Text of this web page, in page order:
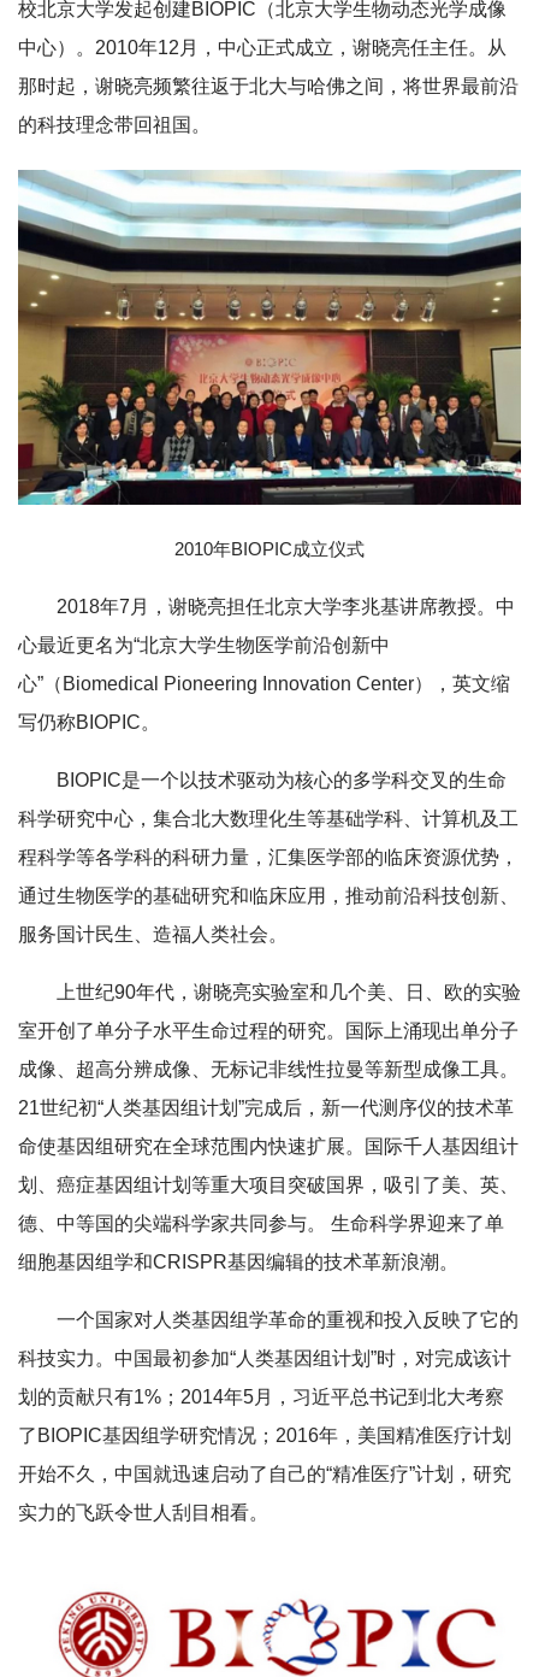
校北京大学发起创建BIOPIC（北京大学生物动态光学成像
中心）。2010年12月，中心正式成立，谢晓亮任主任。从
那时起，谢晓亮频繁往返于北大与哈佛之间，将世界最前沿
的科技理念带回祖国。
2010年BIOPIC成立仪式
2018年7月，谢晓亮担任北京大学李兆基讲席教授。中
心最近更名为“北京大学生物医学前沿创新中
心”（Biomedical Pioneering Innovation Center），英文缩
写仍称BIOPIC。
BIOPIC是一个以技术驱动为核心的多学科交叉的生命
科学研究中心，集合北大数理化生等基础学科、计算机及工
程科学等各学科的科研力量，汇集医学部的临床资源优势，
通过生物医学的基础研究和临床应用，推动前沿科技创新、
服务国计民生、造福人类社会。
上世纪90年代，谢晓亮实验室和几个美、日、欧的实验
室开创了单分子水平生命过程的研究。国际上涌现出单分子
成像、超高分辨成像、无标记非线性拉曼等新型成像工具。
21世纪初“人类基因组计划”完成后，新一代测序仪的技术革
命使基因组研究在全球范围内快速扩展。国际千人基因组计
划、癌症基因组计划等重大项目突破国界，吸引了美、英、
德、中等国的尖端科学家共同参与。 生命科学界迎来了单
细胞基因组学和CRISPR基因编辑的技术革新浪潮。
一个国家对人类基因组学革命的重视和投入反映了它的
科技实力。中国最初参加“人类基因组计划”时，对完成该计
划的贡献只有1%；2014年5月，习近平总书记到北大考察
了BIOPIC基因组学研究情况；2016年，美国精准医疗计划
开始不久，中国就迅速启动了自己的“精准医疗”计划，研究
实力的飞跃令世人刮目相看。